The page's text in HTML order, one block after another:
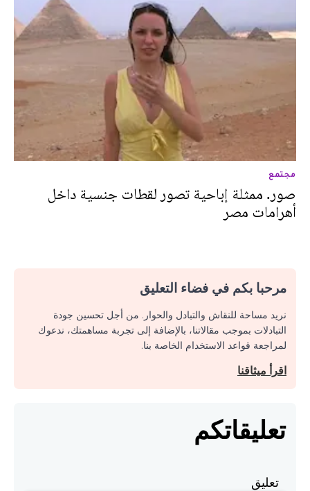
مجتمع
صور. ممثلة إباحية تصور لقطات جنسية داخل
أهرامات مصر
مرحبا بكم في فضاء التعليق
نريد مساحة للنقاش والتبادل والحوار. من أجل تحسين جودة
التبادلات بموجب مقالاتنا، بالإضافة إلى تجربة مساهمتك، ندعوك
لمراجعة قواعد الاستخدام الخاصة بنا.
اقرأ ميثاقنا
تعليقاتكم
تعليق